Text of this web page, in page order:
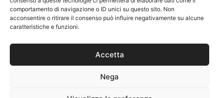
comportamento di navigazione o ID unici su questo sito. Non
acconsentire o ritirare il consenso può influire negativamente su alcune
caratteristiche e funzioni.
Accetta
Nega
INFORMAZIONI UTILI
Azienda
Contatti